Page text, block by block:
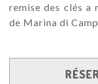
remise des clés a
de Marina di